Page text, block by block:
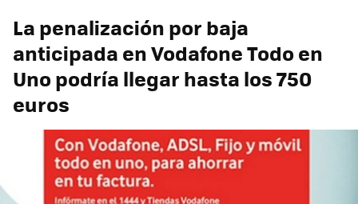
La penalización por baja
anticipada en Vodafone Todo en
Uno podría llegar hasta los 750
euros